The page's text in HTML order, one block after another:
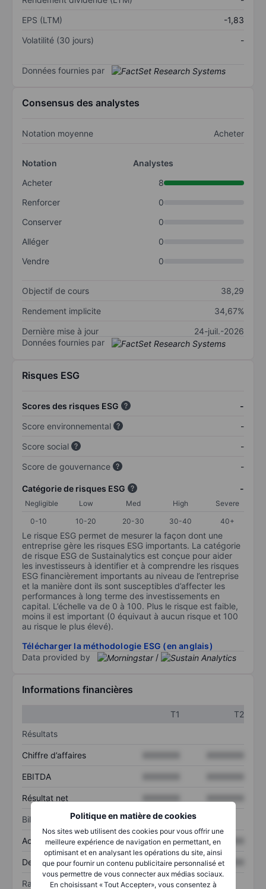
Politique en matière de cookies
Nos sites web utilisent des cookies pour vous offrir une
meilleure expérience de navigation en permettant, en
optimisant et en analysant les opérations du site, ainsi
que pour fournir un contenu publicitaire personnalisé et
vous permettre de vous connecter aux médias sociaux.
En choisissant « Tout Accepter», vous consentez à
EPS (LTM)
-1,83
Volatilité (30 jours)
-
Données fournies par
Consensus des analystes
Notation moyenne Acheter
Notation
Analystes
Acheter
8
Renforcer
0
Conserver
0
Alléger
0
Vendre
0
Objectif de cours
38,29
Rendement implicite
34,67%
Dernière mise à jour
24-juil.-2026
Données fournies par
Risques ESG
Scores des risques ESG
-
Score environnemental
-
Score social
-
Score de gouvernance
-
Catégorie de risques ESG -
Negligible Low Med High
Severe
0-10
10-20 20-30 30-40 40+
Le risque ESG permet de mesurer la façon dont une
entreprise gère les risques ESG importants. La catégorie
de risque ESG de Sustainalytics est conçue pour aider
les investisseurs à identifier et à comprendre les risques
ESG financièrement importants au niveau de l’entreprise
et la manière dont ils sont susceptibles d’affecter les
performances à long terme des investissements en
capital. L’échelle va de 0 à 100. Plus le risque est faible,
moins il est important (0 équivaut à aucun risque et 100
au risque le plus élevé).
Télécharger la méthodologie ESG (en anglais)
Data provided by
/
Informations financières
T1
T2
Résultats
Chiffre d’affaires
EBITDA
Résultat net
Bilan
Actif total XXXXXXX XXXXXXX
Dette totale XXXXXXX XXXXXXX
Ratios